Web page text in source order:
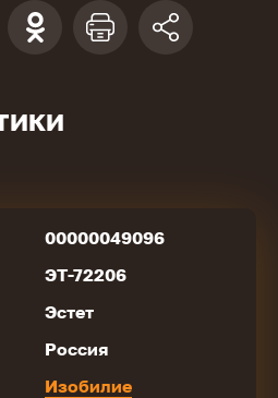
00000049096
ЭТ-72206
Эстет
Россия
Изобилие